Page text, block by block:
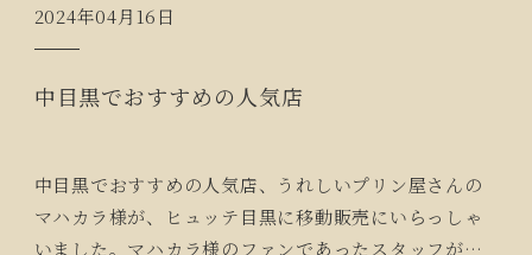
2024年04月16日
中目黒でおすすめの人気店
中目黒でおすすめの人気店、うれしいプリン屋さんの
マハカラ様が、ヒュッテ目黒に移動販売にいらっしゃ
いました。マハカラ様のファンであったスタッフが紹